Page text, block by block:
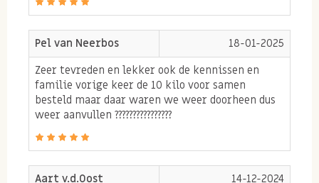
brengen. Je wilt natuurlijk je lichaam en cellen zo
goed mogelijk voorzien van voedingsstoffen om zo
goed mogelijk energie te kunnen halen uit je voeding.
Vrije radicalen ontstaan onder andere door slechte
voeding, intensieve lichamelijke inspanning en
belasting van buitenaf zoals rook en giftige stoffen.
Anti-oxidanten ondersteunen de werking dat deze
vrije radicalen onschadelijk worden gemaakt en
Pel van Neerbos
18-01-2025
Zeer tevreden en lekker ook de kennissen en
familie vorige keer de 10 kilo voor samen
besteld maar daar waren we weer doorheen dus
weer aanvullen ????????????????
Aart v.d.Oost
14-12-2024